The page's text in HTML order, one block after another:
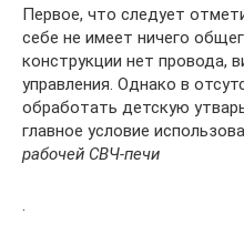
Первое, что следует
себе не имеет ничего
конструкции нет провода,
управления. Однако в
обработать детскую
главное условие
рабочей СВЧ-печи
.